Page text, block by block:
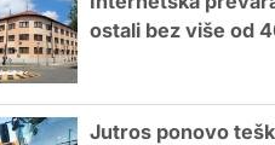
ostali bez više od
Jutros ponovo